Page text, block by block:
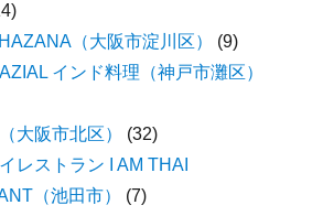
（大阪市淀川区）
(9)
インド料理（神戸市灘区）
大阪市北区）
(32)
レストラン I AM THAI
（池田市）
(7)